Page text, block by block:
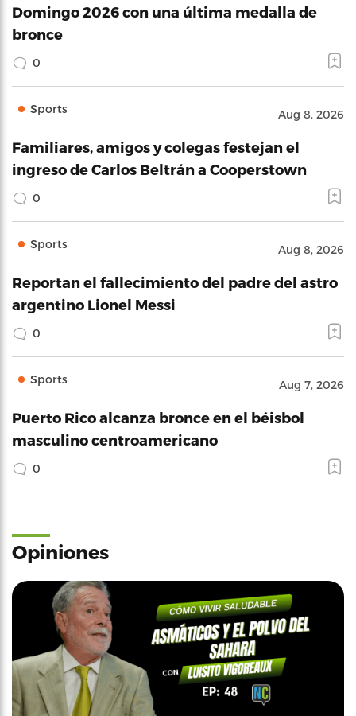
Domingo 2026 con una última medalla de
bronce
0
Sports Aug 8, 2026
Familiares, amigos y colegas festejan el
ingreso de Carlos Beltrán a Cooperstown
0
Sports Aug 8, 2026
Reportan el fallecimiento del padre del astro
argentino Lionel Messi
0
Sports Aug 7, 2026
Puerto Rico alcanza bronce en el béisbol
masculino centroamericano
0
Opiniones